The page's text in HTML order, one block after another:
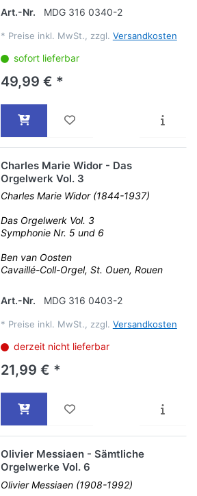
Art.-Nr.
MDG 316 0340-2
* Preise inkl. MwSt., zzgl. Versandkosten
sofort lieferbar
49,99 € *
Charles Marie Widor - Das
Orgelwerk Vol. 3
Charles Marie Widor (1844-1937)
Das Orgelwerk Vol. 3
Symphonie Nr. 5 und 6
Ben van Oosten
Cavaillé-Coll-Orgel, St. Ouen, Rouen
Art.-Nr. MDG 316 0403-2
* Preise inkl. MwSt., zzgl. Versandkosten
derzeit nicht lieferbar
21,99 € *
Olivier Messiaen - Sämtliche
Orgelwerke Vol. 6
Olivier Messiaen (1908-1992)